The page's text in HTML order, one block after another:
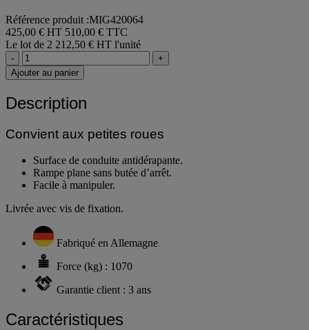
Référence produit :MIG420064
425,00 € HT 510,00 € TTC
Le lot de 2 212,50 € HT l'unité
-
+
Ajouter au panier
Description
Convient aux petites roues
Surface de conduite antidérapante.
Rampe plane sans butée d’arrêt.
Facile à manipuler.
Livrée avec vis de fixation.
Fabriqué en Allemagne
Force (kg) : 1070
Garantie client : 3 ans
Caractéristiques